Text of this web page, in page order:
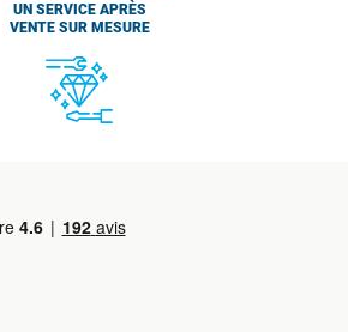
UN SERVICE APRÈS
VENTE SUR MESURE